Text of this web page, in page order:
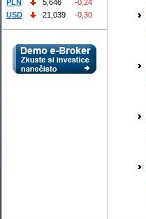
PLN
5,646
-0,24
USD
21,039 -0,30